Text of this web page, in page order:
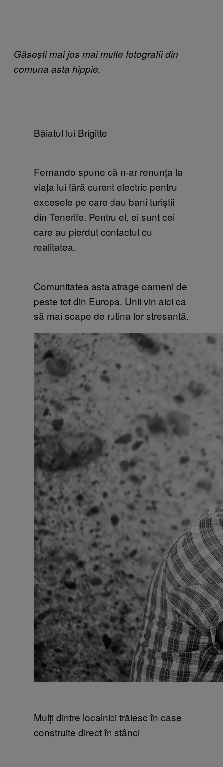
Găsești mai jos mai multe fotografii din
comuna asta hippie.
Băiatul lui Brigitte
Fernando spune că n-ar renunța la
viața lui fără curent electric pentru
excesele pe care dau bani turiștii
din Tenerife. Pentru el, ei sunt cei
care au pierdut contactul cu
realitatea.
Comunitatea asta atrage oameni de
peste tot din Europa. Unii vin aici ca
să mai scape de rutina lor stresantă.
Mulți dintre localnici trăiesc în case
construite direct în stânci